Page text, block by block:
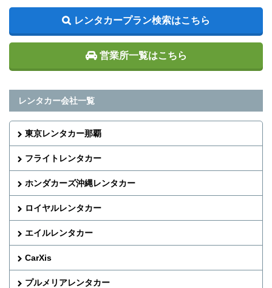
レンタカープラン検索はこちら
営業所一覧はこちら
レンタカー会社一覧
東京レンタカー那覇
フライトレンタカー
ホンダカーズ沖縄レンタカー
ロイヤルレンタカー
エイルレンタカー
CarXis
プルメリアレンタカー